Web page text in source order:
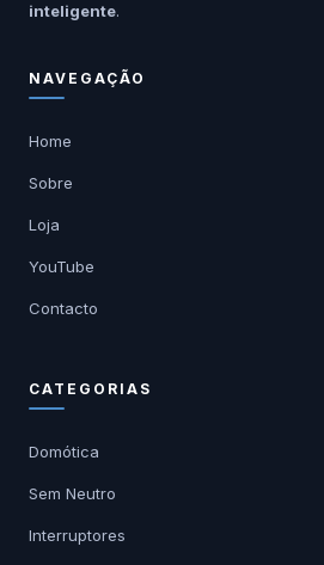
inteligente.
NAVEGAÇÃO
Home
Sobre
Loja
YouTube
Contacto
CATEGORIAS
Domótica
Sem Neutro
Interruptores